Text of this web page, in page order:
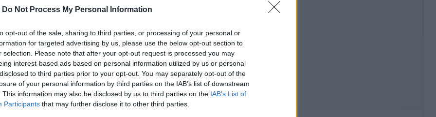
Do Not Process My Personal Information
opt-out of the sale, sharing to third parties, or processing of your personal or
for targeted advertising by us, please use the below opt-out section to
selection. Please note that after your opt-out request is processed you may
interest-based ads based on personal information utilized by us or personal
to third parties prior to your opt-out. You may separately opt-out of the
of your personal information by third parties on the IAB’s list of downstream
This information may also be disclosed by us to third parties on the IAB’s List of
Participants that may further disclose it to other third parties.